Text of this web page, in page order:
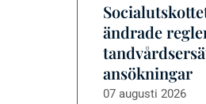
ändrade
ansökningar
07 augusti 2026